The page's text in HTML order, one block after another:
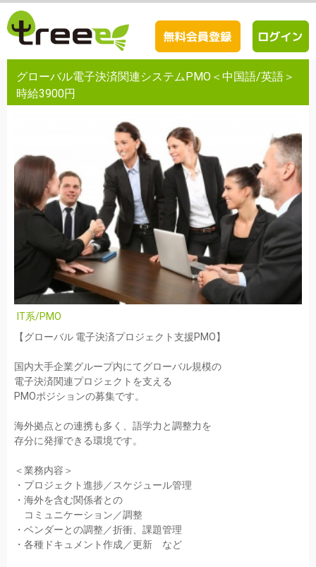
グローバル電子決済関連システムPMO＜中国語/英語＞
時給3900円
IT系/PMO
【グローバル 電子決済プロジェクト支援PMO】
国内大手企業グループ内にてグローバル規模の
電子決済関連プロジェクトを支える
PMOポジションの募集です。
海外拠点との連携も多く、語学力と調整力を
存分に発揮できる環境です。
＜業務内容＞
・プロジェクト進捗／スケジュール管理
・海外を含む関係者との
コミュニケーション／調整
・ベンダーとの調整／折衝、課題管理
・各種ドキュメント作成／更新 など